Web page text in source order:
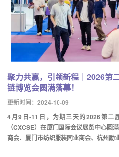
聚力共赢，引领新程｜2026第
链博览会圆满落幕！
更新时间：2024-10-09
4月9日-11日，为期三天的2026第二
（CXCSE）在厦门国际会议展览中心圆
商会、厦门市纺织服装同业商会、杭州励